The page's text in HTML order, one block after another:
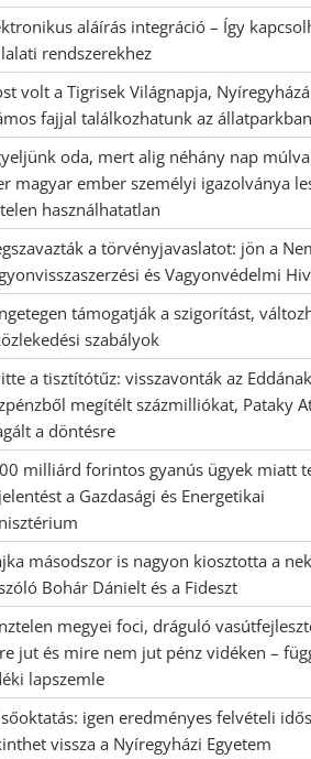
aláírás integráció – Így
rendszerekhez
volt a Tigrisek Világnapja,
fajjal találkozhatunk az állatparkban
oda, mert alig néhány nap
magyar ember személyi igazolványa
használhatatlan
a törvényjavaslatot: jön a
és Vagyonvédelmi
támogatják a szigorítást,
szabályok
a tisztítótűz: visszavonták az Eddának
megítélt százmilliókat, Pataky
a döntésre
milliárd forintos gyanús ügyek miatt
a Gazdasági és Energetikai
másodszor is nagyon kiosztotta a
Bohár Dánielt és a Fideszt
megyei foci, dráguló
jut és mire nem jut pénz vidéken –
lapszemle
igen eredményes felvételi
vissza a Nyíregyházi Egyetem